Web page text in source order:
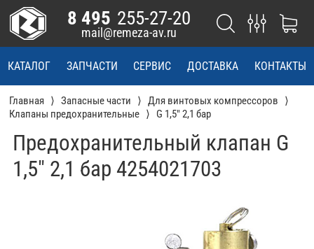
КАТАЛОГ ЗАПЧАСТИ СЕРВИС ДОСТАВКА КОНТАКТЫ
8 495 255-27-20
mail@remeza-av.ru
Главная Запасные части
Для винтовых компрессоров
Клапаны предохранительные
G 1,5" 2,1 бар
Предохранительный клапан G
1,5" 2,1 бар 4254021703